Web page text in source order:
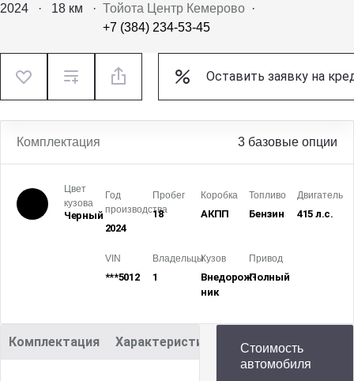
2024 · 18 км · Тойота Центр Кемерово ·
+7 (384) 234-53-45
Оставить заявку на
Комплектация 3 базовые опции
Цвет
кузова
Черный
Год
производства
2024
Пробег
18
Коробка
АКПП
Топливо
Бензин
Двигатель
415 л.с.
VIN
***5012
Владельцы
1
Кузов
Внедорож­
ник
Привод
Полный
Комплектация Характеристики Описание
Стоимость
автомобиля